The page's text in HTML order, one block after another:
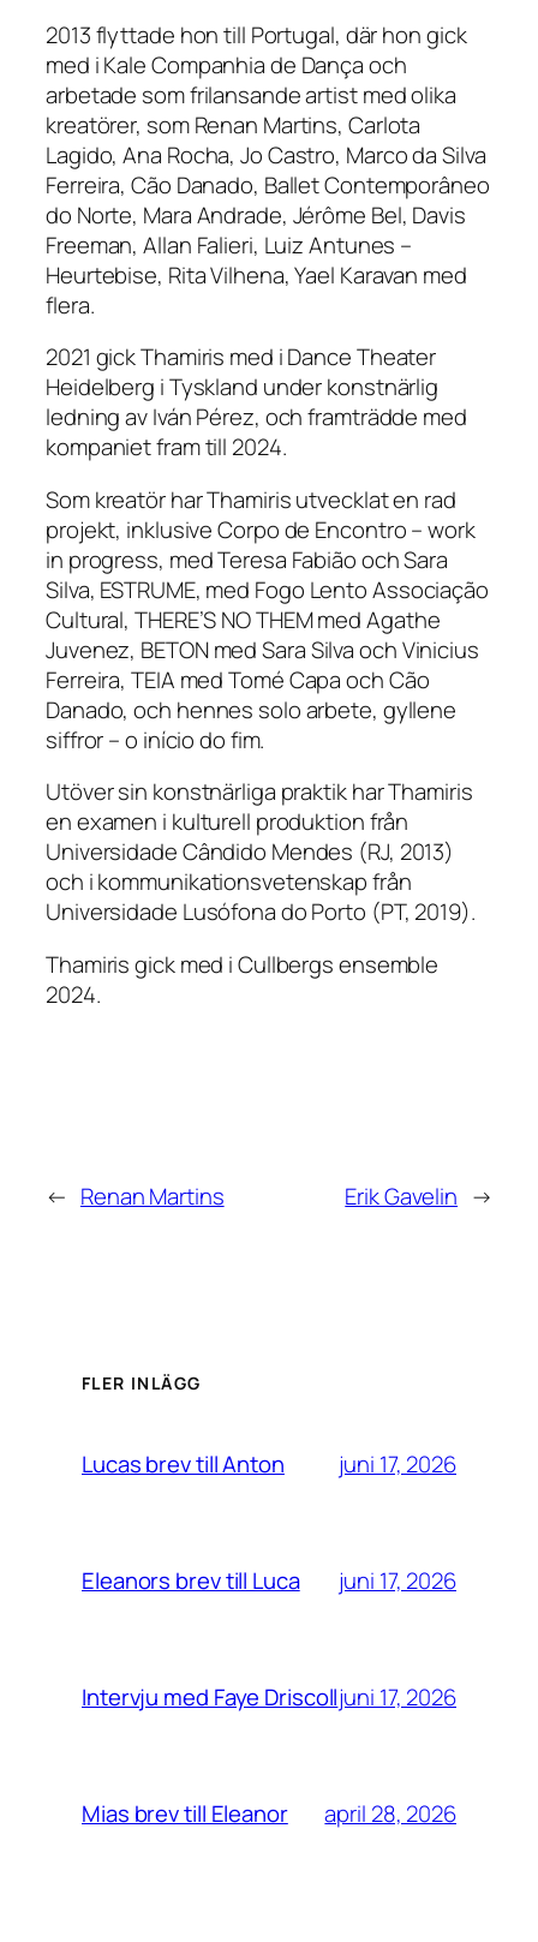
2013 flyttade hon till Portugal, där hon gick
med i Kale Companhia de Dança och
arbetade som frilansande artist med olika
kreatörer, som Renan Martins, Carlota
Lagido, Ana Rocha, Jo Castro, Marco da Silva
Ferreira, Cão Danado, Ballet Contemporâneo
do Norte, Mara Andrade, Jérôme Bel, Davis
Freeman, Allan Falieri, Luiz Antunes –
Heurtebise, Rita Vilhena, Yael Karavan med
flera.
2021 gick Thamiris med i Dance Theater
Heidelberg i Tyskland under konstnärlig
ledning av Iván Pérez, och framträdde med
kompaniet fram till 2024.
Som kreatör har Thamiris utvecklat en rad
projekt, inklusiveCorpo de Encontro– work
in progress, med Teresa Fabião och Sara
Silva, ESTRUME, med Fogo Lento Associação
Cultural,THERE’S NO THEMmed Agathe
Juvenez, BETONmed Sara Silva och Vinicius
Ferreira,TEIA med Tomé Capa och Cão
Danado, och hennes solo arbete, gyllene
siffror – o início do fim.
Utöver sin konstnärliga praktik har Thamiris
en examen i kulturell produktion från
Universidade Cândido Mendes (RJ, 2013)
och i kommunikationsvetenskap från
Universidade Lusófona do Porto (PT, 2019).
Thamiris gick med i Cullbergs ensemble
2024.
← Renan Martins Erik Gavelin →
FLER INLÄGG
Lucas brev till Anton juni 17, 2026
Eleanors brev till Luca juni 17, 2026
Intervju med Faye Driscolljuni 17, 2026
Mias brev till Eleanor april 28, 2026